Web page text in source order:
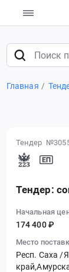
Главная
Тендер
Тендер:
Начальная
174 400 ₽
Место
Респ. Саха /